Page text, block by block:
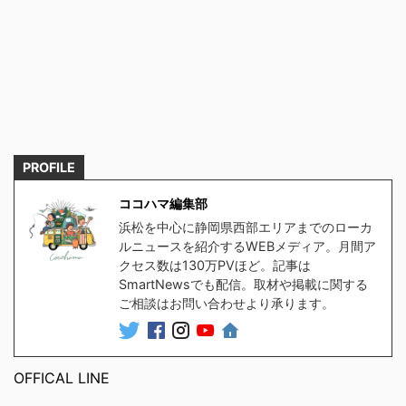
PROFILE
ココハマ編集部
浜松を中心に静岡県西部エリアまでのローカ
ルニュースを紹介するWEBメディア。月間ア
クセス数は130万PVほど。記事は
SmartNewsでも配信。取材や掲載に関する
ご相談はお問い合わせより承ります。
OFFICAL LINE